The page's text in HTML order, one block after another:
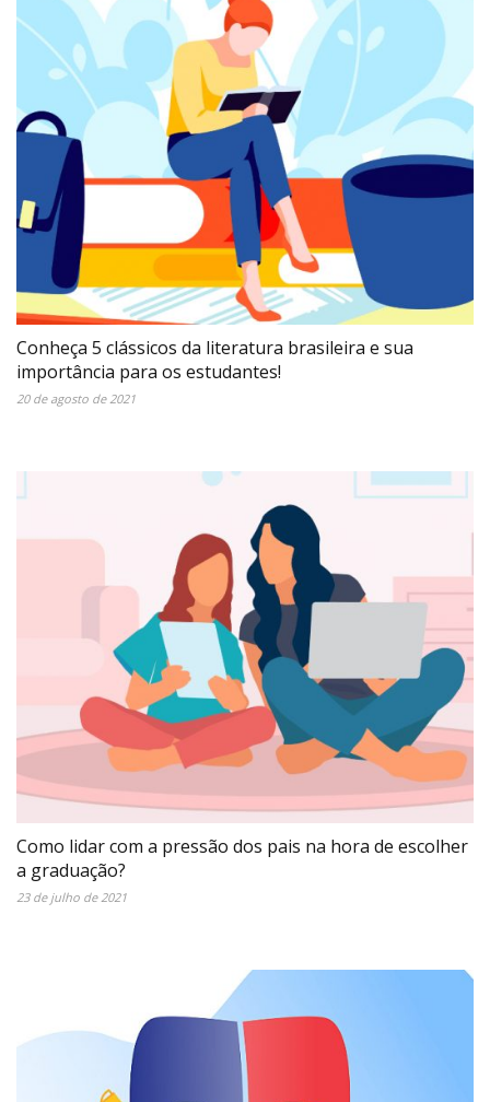
Conheça 5 clássicos da literatura brasileira e sua
importância para os estudantes!
20 de agosto de 2021
Como lidar com a pressão dos pais na hora de escolher
a graduação?
23 de julho de 2021